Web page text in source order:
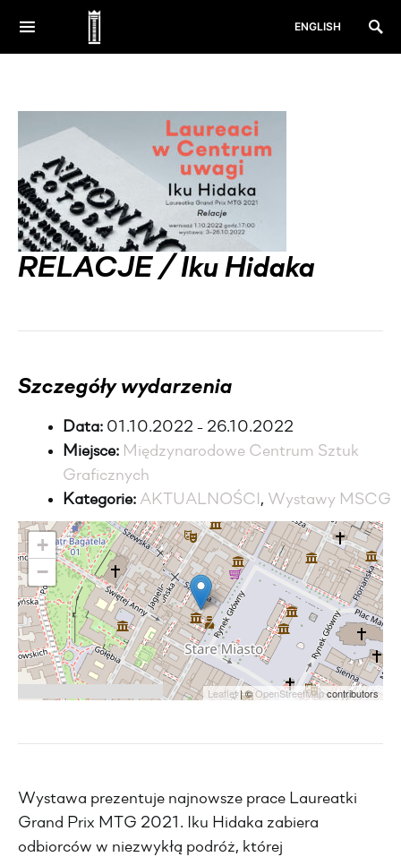
ENGLISH
RELACJE / Iku Hidaka
Szczegóły wydarzenia
Data: 01.10.2022 - 26.10.2022
Miejsce: Międzynarodowe Centrum Sztuk
Graficznych
Kategorie: AKTUALNOŚCI, Wystawy MSCG
+
−
Leaflet| ©OpenStreetMapcontributors
Wystawa prezentuje najnowsze prace Laureatki
Grand Prix MTG 2021. Iku Hidaka zabiera
odbiorców w niezwykłą podróż, której